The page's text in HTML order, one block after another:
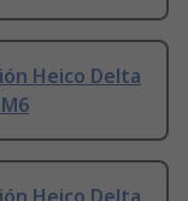
Heico Delta